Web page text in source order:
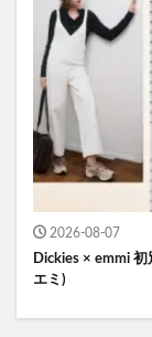
2026-08-07
Dickies × emmi
エミ)